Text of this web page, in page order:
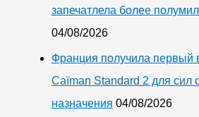
запечатлела более
04/08/2026
Франция получила первый
Caïman Standard 2 для сил
назначения 04/08/2026